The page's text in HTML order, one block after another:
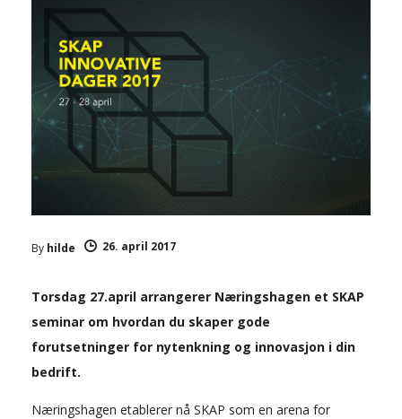
By hilde 26. april 2017
Torsdag 27.april arrangerer Næringshagen et SKAP
seminar om hvordan du skaper gode
forutsetninger for nytenkning og innovasjon i din
bedrift.
Næringshagen etablerer nå SKAP som en arena for